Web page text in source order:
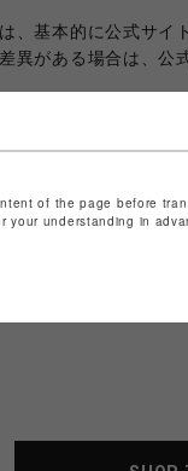
、基本的に公式サイ
異がある場合は、公
of the page before
your understanding in